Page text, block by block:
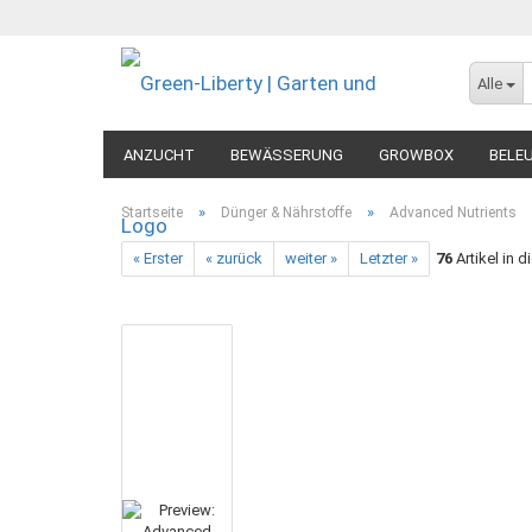
Alle
ANZUCHT BEWÄSSERUNG GROWBOX
MESSGERÄTE DIVERSES
Startseite » Dünger & Nährstoffe » Advanced Nutrients
« Erster « zurück weiter » Letzter » 76 Artikel in